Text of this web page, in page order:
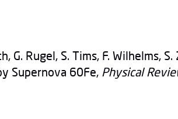
G. Rugel, S. Tims, F. Wilhelms,
Supernova 60Fe, Physical